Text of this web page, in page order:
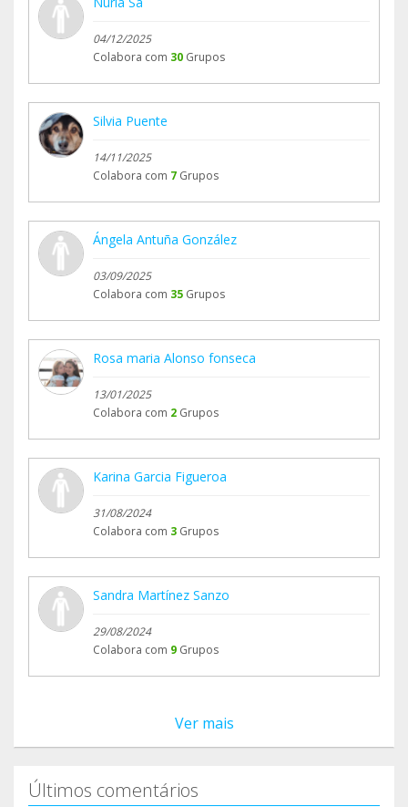
04/12/2025
Colabora com 30 Grupos
Silvia Puente
14/11/2025
Colabora com 7 Grupos
Ángela Antuña González
03/09/2025
Colabora com 35 Grupos
Rosa maria Alonso fonseca
13/01/2025
Colabora com 2 Grupos
Karina Garcia Figueroa
31/08/2024
Colabora com 3 Grupos
Sandra Martínez Sanzo
29/08/2024
Colabora com 9 Grupos
Ver mais
Últimos comentários